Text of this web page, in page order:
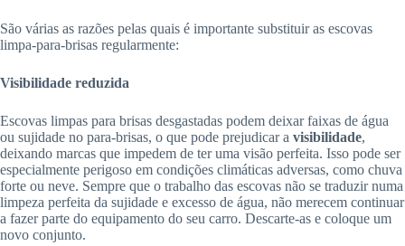
São várias as razões pelas quais é importante substituir as escovas
limpa-para-brisas regularmente:
Visibilidade reduzida
Escovas limpas para brisas desgastadas podem deixar faixas de água
ou sujidade no para-brisas, o que pode prejudicar a visibilidade,
deixando marcas que impedem de ter uma visão perfeita. Isso pode ser
especialmente perigoso em condições climáticas adversas, como chuva
forte ou neve. Sempre que o trabalho das escovas não se traduzir numa
limpeza perfeita da sujidade e excesso de água, não merecem continuar
a fazer parte do equipamento do seu carro. Descarte-as e coloque um
novo conjunto.